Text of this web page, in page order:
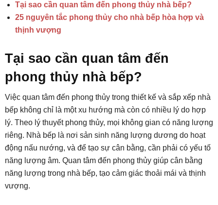
Tại sao cần quan tâm đến phong thủy nhà bếp?
25 nguyên tắc phong thủy cho nhà bếp hòa hợp và
thịnh vượng
Tại sao cần quan tâm đến
phong thủy nhà bếp?
Việc quan tâm đến phong thủy trong thiết kế và sắp xếp nhà
bếp không chỉ là một xu hướng mà còn có nhiều lý do hợp
lý. Theo lý thuyết phong thủy, mọi không gian có năng lượng
riêng. Nhà bếp là nơi sản sinh năng lượng dương do hoạt
động nấu nướng, và để tạo sự cân bằng, cần phải có yếu tố
năng lượng âm. Quan tâm đến phong thủy giúp cân bằng
năng lượng trong nhà bếp, tạo cảm giác thoải mái và thịnh
vượng.